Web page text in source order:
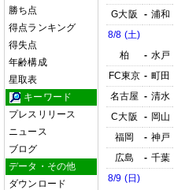
勝ち点
得点ランキング
得失点
年齢構成
星取表
キーワード
プレスリリース
ニュース
ブログ
データ・その他
ダウンロード
G大阪
- 浦和
8/8 (土)
柏
- 水戸
FC東京 - 町田
名古屋 - 清水
C大阪
- 岡山
福岡
- 神戸
広島
- 千葉
8/9 (日)